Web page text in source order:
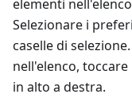
elementi
Selezionare i
caselle di
nell'elenco,
in alto a destra.